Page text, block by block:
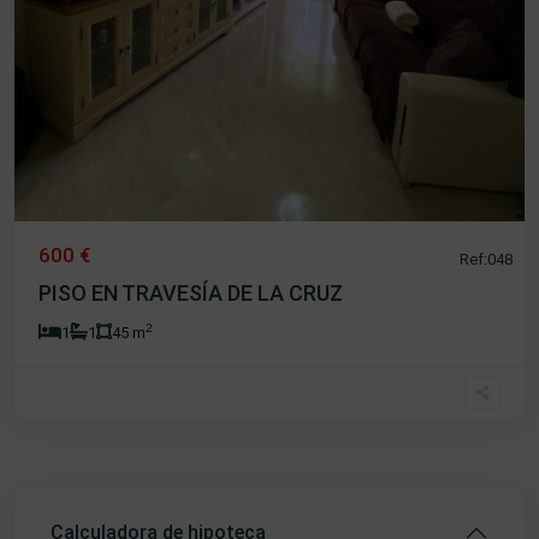
600 €
PISO EN TRAVESÍA DE LA CRUZ
1 1 45 m2
Ref:048
Calculadora de hipoteca